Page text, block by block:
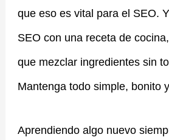
que eso es vital para el SEO.
SEO con una receta de
que mezclar ingredientes sin
Mantenga todo simple, bonito
Aprendiendo algo nuevo